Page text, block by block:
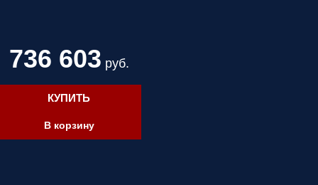
736 603 руб.
КУПИТЬ
В корзину